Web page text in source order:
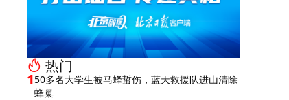
热门
150多名大学生被马蜂蜇伤，蓝天救援队进山清除
蜂巢